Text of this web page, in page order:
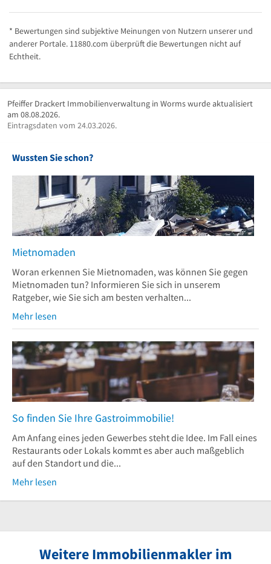
* Bewertungen sind subjektive Meinungen von Nutzern unserer und
anderer Portale. 11880.com überprüft die Bewertungen nicht auf
Echtheit.
Pfeiffer Drackert Immobilienverwaltung in Worms wurde aktualisiert
am 08.08.2026.
Eintragsdaten vom 24.03.2026.
Wussten Sie schon?
Mietnomaden
Woran erkennen Sie Mietnomaden, was können Sie gegen
Mietnomaden tun? Informieren Sie sich in unserem
Ratgeber, wie Sie sich am besten verhalten...
Mehr lesen
So finden Sie Ihre Gastroimmobilie!
Am Anfang eines jeden Gewerbes steht die Idee. Im Fall eines
Restaurants oder Lokals kommt es aber auch maßgeblich
auf den Standort und die...
Mehr lesen
Weitere Immobilienmakler im